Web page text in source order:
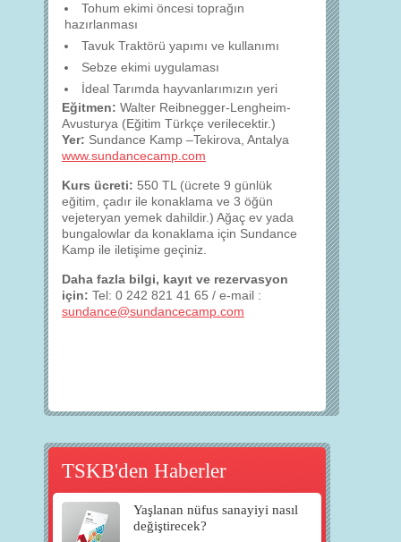
Tohum ekimi öncesi toprağın
hazırlanması
Tavuk Traktörü yapımı ve kullanımı
Sebze ekimi uygulaması
İdeal Tarımda hayvanlarımızın yeri
Eğitmen: Walter Reibnegger-Lengheim-
Avusturya (Eğitim Türkçe verilecektir.)
Yer: Sundance Kamp –Tekirova, Antalya
www.sundancecamp.com
Kurs ücreti: 550 TL (ücrete 9 günlük
eğitim, çadır ile konaklama ve 3 öğün
vejeteryan yemek dahildir.) Ağaç ev yada
bungalowlar da konaklama için Sundance
Kamp ile iletişime geçiniz.
Daha fazla bilgi, kayıt ve rezervasyon
için: Tel: 0 242 821 41 65 / e-mail :
sundance@sundancecamp.com
TSKB'den Haberler
Yaşlanan nüfus sanayiyi nasıl
değiştirecek?